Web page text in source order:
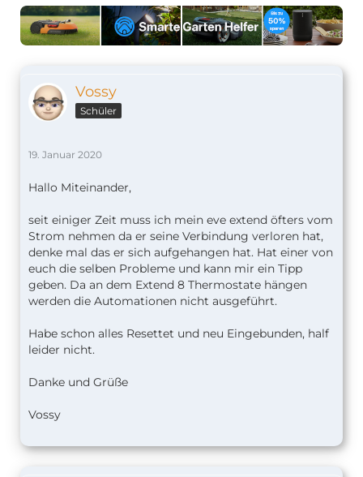
Vossy
Schüler
19. Januar 2020
Hallo Miteinander,
seit einiger Zeit muss ich mein eve extend öfters vom
Strom nehmen da er seine Verbindung verloren hat,
denke mal das er sich aufgehangen hat. Hat einer von
euch die selben Probleme und kann mir ein Tipp
geben. Da an dem Extend 8 Thermostate hängen
werden die Automationen nicht ausgeführt.
Habe schon alles Resettet und neu Eingebunden, half
leider nicht.
Danke und Grüße
Vossy